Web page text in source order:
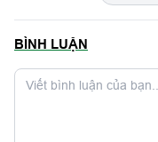
BÌNH LUẬN